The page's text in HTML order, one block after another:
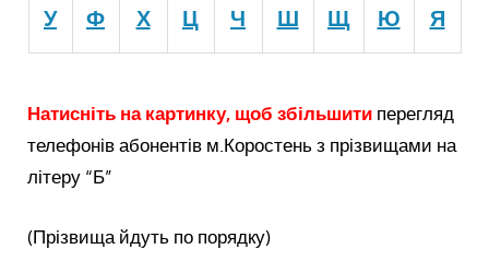
У Ф Х Ц Ч Ш Щ Ю Я
Натисніть на картинку, щоб збільшити перегляд
телефонів абонентів м.Коростень з прізвищами на
літеру “Б”
(Прізвища йдуть по порядку)